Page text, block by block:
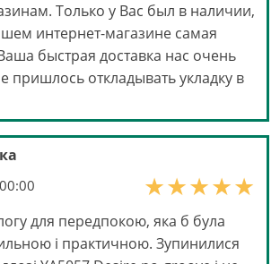
Только у Вас был в наличии,
интернет-магазине самая
быстрая доставка нас очень
пришлось откладывать укладку в
для передпокою, яка б була
і практичною. Зупинилися